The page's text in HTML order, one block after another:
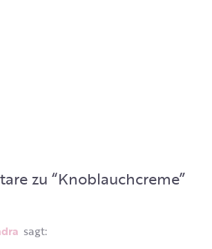
zu “Knoblauchcreme”
sagt: